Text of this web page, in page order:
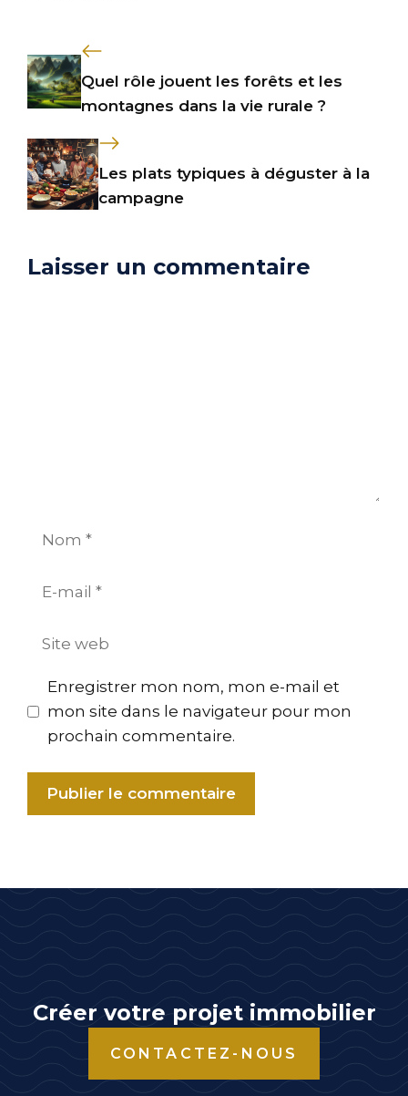
Quel rôle jouent les forêts et les
montagnes dans la vie rurale ?
Les plats typiques à déguster à la
campagne
Laisser un commentaire
Nom
Site
Enregistrer mon nom, mon e-mail et
mon site dans le navigateur pour mon
prochain commentaire.
t
Créer votre projet immobilier
CONTACTEZ-NOUS